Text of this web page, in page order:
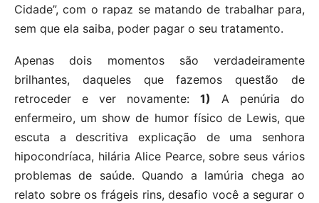
Cidade”, com o rapaz se matando de trabalhar para,
sem que ela saiba, poder pagar o seu tratamento.
Apenas dois momentos são verdadeiramente
brilhantes, daqueles que fazemos questão de
retroceder e ver novamente: 1) A penúria do
enfermeiro, um show de humor físico de Lewis, que
escuta a descritiva explicação de uma senhora
hipocondríaca, hilária Alice Pearce, sobre seus vários
problemas de saúde. Quando a lamúria chega ao
relato sobre os frágeis rins, desafio você a segurar o